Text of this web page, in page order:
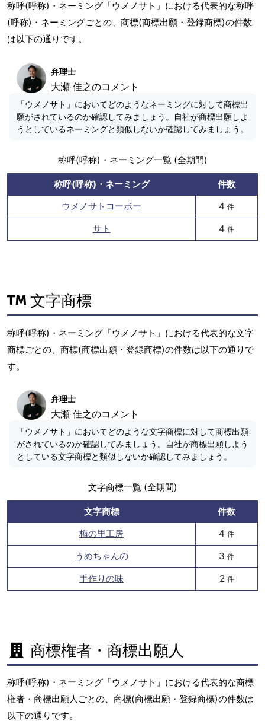
称呼(呼称)・ネーミング「ウメノサト」における代表的な称呼
(呼称)・ネーミングごとの、商標(商標出願・登録商標)の件数
は以下の通りです。
弁理士
大瀬 佳之のコメント
「ウメノサト」においてどのようなネーミングに対して商標出
願がされているのか確認してみましょう。自社が商標出願しよ
うとしているネーミングと類似しないか確認してみましょう。
称呼(呼称)・ネーミング一覧 (全期間)
称呼(呼称)・ネーミング
件数
ウメノサトコーボー
4 件
サト 4 件
文字商標
称呼(呼称)・ネーミング「ウメノサト」における代表的な文字
商標ごとの、商標(商標出願・登録商標)の件数は以下の通りで
す。
弁理士
大瀬 佳之のコメント
「ウメノサト」においてどのような文字商標に対して商標出願
がされているのか確認してみましょう。自社が商標出願しよう
としている文字商標と類似しないか確認してみましょう。
文字商標一覧 (全期間)
文字商標
件数
梅の里工房
4 件
うめちゃんの 3 件
手作りの味 2 件
商標権者・商標出願人
称呼(呼称)・ネーミング「ウメノサト」における代表的な商標
権者・商標出願人ごとの、商標(商標出願・登録商標)の件数は
以下の通りです。